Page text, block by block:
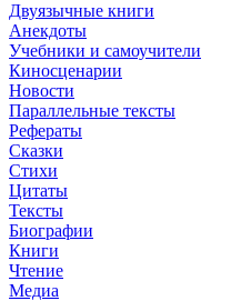
Двуязычные книги
Анекдоты
Учебники и самоучители
Киносценарии
Новости
Параллельные тексты
Рефераты
Сказки
Стихи
Цитаты
Тексты
Биографии
Книги
Чтение
Медиа